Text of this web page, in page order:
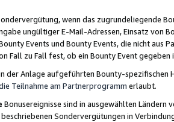
wenn das zugrundeliegende
ungültiger E-Mail-Adressen, Einsatz von
Events und Bounty Events, die nicht
Fall zu Fall fest, ob ein Bounty Event
der Anlage aufgeführten Bounty-spezifischen
Teilnahme am Partnerprogramm erlaubt.
Bonusereignisse sind in ausgewählten Ländern
Sondervergütungen in